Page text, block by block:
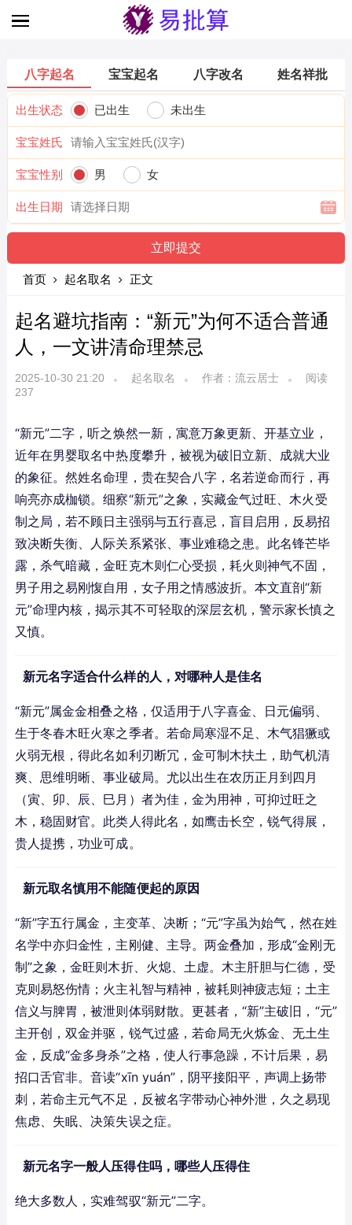
八字起名 宝宝起名 八字改名 姓名祥批
出生状态 已出生 未出生
宝宝姓氏
宝宝性别 男 女
出生日期
首页 起名取名 正文
起名避坑指南：“新元”为何不适合普通
人，一文讲清命理禁忌
2025-10-30 21:20 起名取名 作者：流云居士
阅读
237
“新元”二字，听之焕然一新，寓意万象更新、开基立业，
近年在男婴取名中热度攀升，被视为破旧立新、成就大业
的象征。然姓名命理，贵在契合八字，名若逆命而行，再
响亮亦成枷锁。细察“新元”之象，实藏金气过旺、木火受
制之局，若不顾日主强弱与五行喜忌，盲目启用，反易招
致决断失衡、人际关系紧张、事业难稳之患。此名锋芒毕
露，杀气暗藏，金旺克木则仁心受损，耗火则神气不固，
男子用之易刚愎自用，女子用之情感波折。本文直剖“新
元”命理内核，揭示其不可轻取的深层玄机，警示家长慎之
又慎。
新元名字适合什么样的人，对哪种人是佳名
“新元”属金金相叠之格，仅适用于八字喜金、日元偏弱、
生于冬春木旺火寒之季者。若命局寒湿不足、木气猖獗或
火弱无根，得此名如利刃断冗，金可制木扶土，助气机清
爽、思维明晰、事业破局。尤以出生在农历正月到四月
（寅、卯、辰、巳月）者为佳，金为用神，可抑过旺之
木，稳固财官。此类人得此名，如鹰击长空，锐气得展，
贵人提携，功业可成。
新元取名慎用不能随便起的原因
“新”字五行属金，主变革、决断；“元”字虽为始气，然在姓
名学中亦归金性，主刚健、主导。两金叠加，形成“金刚无
制”之象，金旺则木折、火熄、土虚。木主肝胆与仁德，受
克则易怒伤情；火主礼智与精神，被耗则神疲志短；土主
信义与脾胃，被泄则体弱财散。更甚者，“新”主破旧，“元”
主开创，双金并驱，锐气过盛，若命局无火炼金、无土生
金，反成“金多身杀”之格，使人行事急躁，不计后果，易
招口舌官非。音读“xīn yuán”，阴平接阳平，声调上扬带
刺，若命主元气不足，反被名字带动心神外泄，久之易现
焦虑、失眠、决策失误之症。
新元名字一般人压得住吗，哪些人压得住
绝大多数人，实难驾驭“新元”二字。